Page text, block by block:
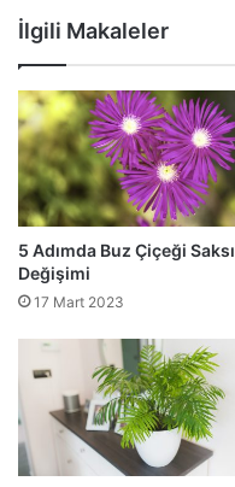
İlgili Makaleler
5 Adımda Buz Çiçeği Saksı
Değişimi
17 Mart 2023